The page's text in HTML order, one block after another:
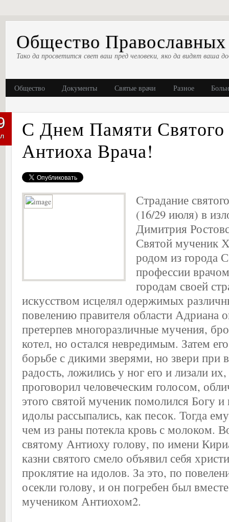
Общество
Тако да просветится свет ваш пред человеки, яко да видят
Общество Документы Святые врачи Разное
С Днем Памяти
Антиоха Врача!
Страдание
(16/29 июля) в
Димитрия
Святой мученик
родом из города
профессии
городам своей
искусством исцелял одержимых
повелению правителя области Адриана
претерпев многоразличные мучения,
котел, но остался невредимым. Затем
борьбе с дикими зверями, но звери при
радость, ложились у ног его и лизали
проговорил человеческим голосом,
этого святой мученик помолился Богу и
идолы рассыпались, как песок. Тогда
чем из раны потекла кровь с молоком.
святому Антиоху голову, по имени
казни святого смело объявил себя
проклятие на идолов. За это, по
осекли голову, и он погребен был
мучеником Антиохом2.